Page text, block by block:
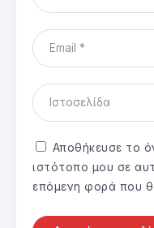
Αποθήκευσε το
ιστότοπο μου σε
επόμενη φορά που